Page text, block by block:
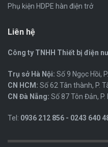
Phụ kiện HDPE hàn điện trở
Liên hệ
Công ty TNHH Thiết bị điện
Trụ sở Hà Nội: Số 9 Ngọc Hồi,
CN HCM: Số 62 Tân thành, P.
CN Đà Nẵng: Số 87 Tôn Đản, P.
Tel: 0936 212 856 - 0243 640